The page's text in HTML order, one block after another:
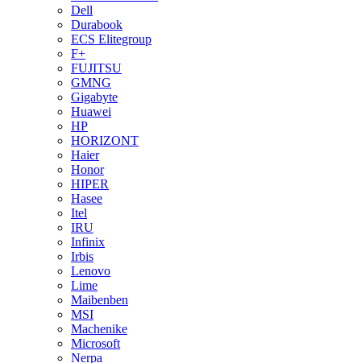
Dell
Durabook
ECS Elitegroup
F+
FUJITSU
GMNG
Gigabyte
Huawei
HP
HORIZONT
Haier
Honor
HIPER
Hasee
Itel
IRU
Infinix
Irbis
Lenovo
Lime
Maibenben
MSI
Machenike
Microsoft
Nerpa